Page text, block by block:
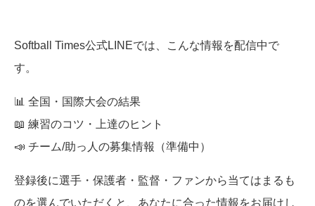
Softball Times公式LINEでは、こんな情報を配信中で
す。
📊 全国・国際大会の結果
📖 練習のコツ・上達のヒント
📣 チーム/助っ人の募集情報（準備中）
登録後に選手・保護者・監督・ファンから当てはまるも
のを選んでいただくと、あなたに合った情報をお届けし